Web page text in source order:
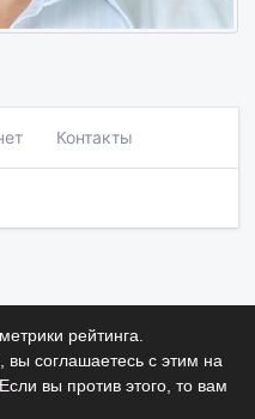
Контакты
рейтинга.
вы соглашаетесь с этим на
. Если вы против этого, то вам